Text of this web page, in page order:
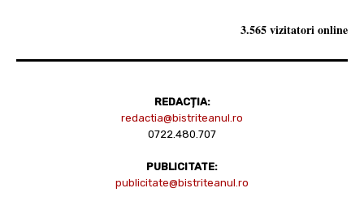
3.565 vizitatori online
REDACȚIA:
redactia@bistriteanul.ro
0722.480.707
PUBLICITATE:
publicitate@bistriteanul.ro